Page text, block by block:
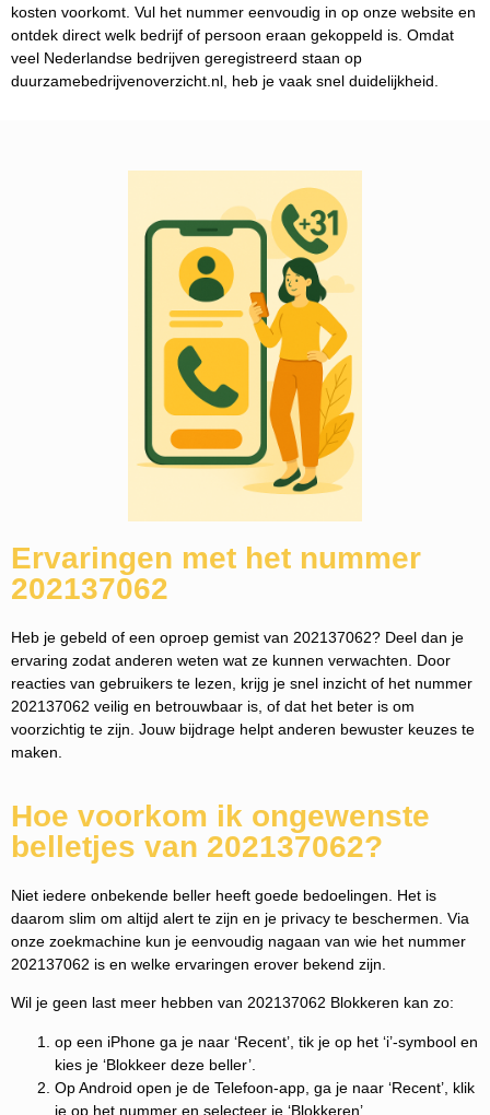
kosten voorkomt. Vul het nummer eenvoudig in op onze website en
ontdek direct welk bedrijf of persoon eraan gekoppeld is. Omdat
veel Nederlandse bedrijven geregistreerd staan op
duurzamebedrijvenoverzicht.nl, heb je vaak snel duidelijkheid.
Ervaringen met het nummer
202137062
Heb je gebeld of een oproep gemist van 202137062? Deel dan je
ervaring zodat anderen weten wat ze kunnen verwachten. Door
reacties van gebruikers te lezen, krijg je snel inzicht of het nummer
202137062 veilig en betrouwbaar is, of dat het beter is om
voorzichtig te zijn. Jouw bijdrage helpt anderen bewuster keuzes te
maken.
Hoe voorkom ik ongewenste
belletjes van 202137062?
Niet iedere onbekende beller heeft goede bedoelingen. Het is
daarom slim om altijd alert te zijn en je privacy te beschermen. Via
onze zoekmachine kun je eenvoudig nagaan van wie het nummer
202137062 is en welke ervaringen erover bekend zijn.
Wil je geen last meer hebben van 202137062 Blokkeren kan zo:
op een iPhone ga je naar ‘Recent’, tik je op het ‘i’-symbool en
kies je ‘Blokkeer deze beller’.
Op Android open je de Telefoon-app, ga je naar ‘Recent’, klik
je op het nummer en selecteer je ‘Blokkeren’.